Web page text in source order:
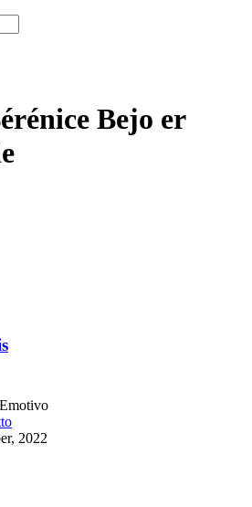
Bejo er
2022